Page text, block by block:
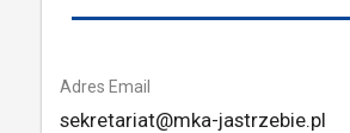
Adres Email
sekretariat@mka-jastrzebie.pl